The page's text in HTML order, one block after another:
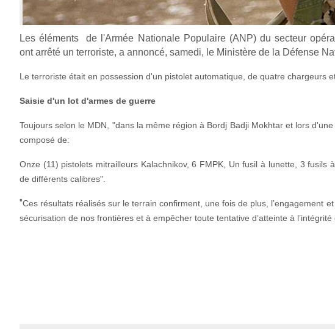
Les éléments de l'Armée Nationale Populaire (ANP) du secteur
ont arrêté un terroriste, a annoncé, samedi, le Ministère de la Défense
Le terroriste était en possession d'un pistolet automatique, de quatre chargeurs
Saisie d'un lot d'armes de guerre
Toujours selon le MDN, "dans la même région à Bordj Badji Mokhtar et lors
composé de:
Onze (11) pistolets mitrailleurs Kalachnikov, 6 FMPK, Un fusil à lunette, 3
de différents calibres".
"Ces résultats réalisés sur le terrain confirment, une fois de plus, l’engagement
sécurisation de nos frontières et à empêcher toute tentative d’atteinte à